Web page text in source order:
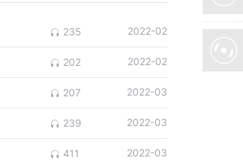
235 2022-02
202 2022-02
207 2022-03
239 2022-03
411 2022-03